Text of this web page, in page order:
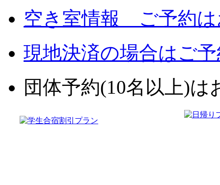
空き室情報 ご予約は
現地決済の場合はご
団体予約(10名以上)は